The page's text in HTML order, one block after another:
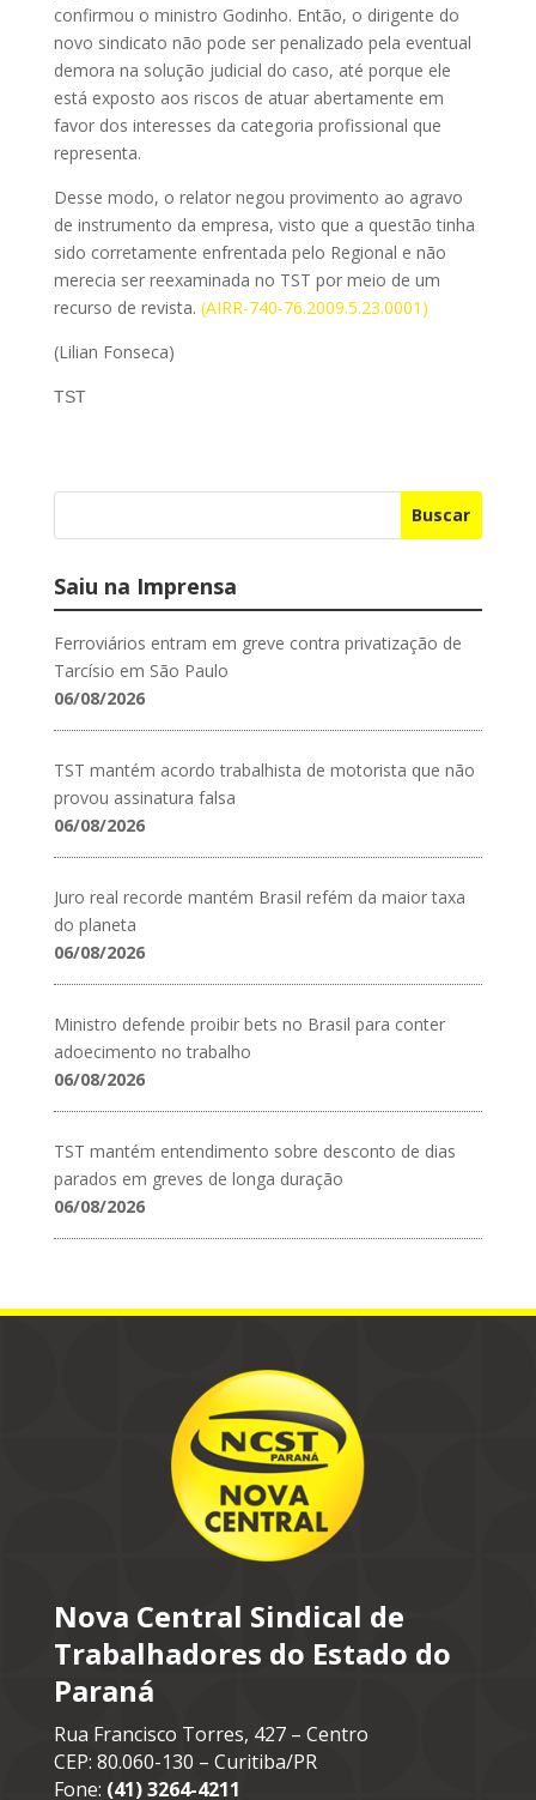
confirmou o ministro Godinho. Então, o dirigente do
novo sindicato não pode ser penalizado pela eventual
demora na solução judicial do caso, até porque ele
está exposto aos riscos de atuar abertamente em
favor dos interesses da categoria profissional que
representa.
Desse modo, o relator negou provimento ao agravo
de instrumento da empresa, visto que a questão tinha
sido corretamente enfrentada pelo Regional e não
merecia ser reexaminada no TST por meio de um
recurso de revista. (AIRR-740-76.2009.5.23.0001)
(Lilian Fonseca)
TST
Buscar
Saiu na Imprensa
Ferroviários entram em greve contra privatização de
Tarcísio em São Paulo
06/08/2026
TST mantém acordo trabalhista de motorista que não
provou assinatura falsa
06/08/2026
Juro real recorde mantém Brasil refém da maior taxa
do planeta
06/08/2026
Ministro defende proibir bets no Brasil para conter
adoecimento no trabalho
06/08/2026
TST mantém entendimento sobre desconto de dias
parados em greves de longa duração
06/08/2026
Nova Central Sindical de
Trabalhadores do Estado do
Paraná
Rua Francisco Torres, 427 – Centro
CEP: 80.060-130 – Curitiba/PR
Fone: (41) 3264-4211